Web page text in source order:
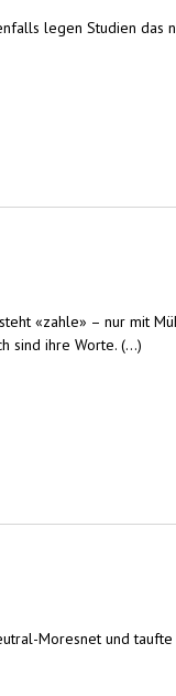
legen Studien das
«zahle» – nur mit
sind ihre Worte. (...)
Moresnet und taufte